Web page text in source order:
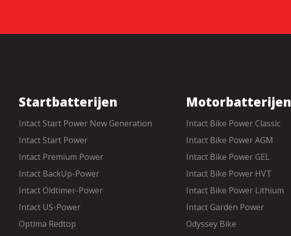
Startbatterijen
Intact Start Power New Generation
Intact Start Power
Intact Premium Power
Intact BackUp-Power
Intact Oldtimer-Power
Intact US-Power
Optima Redtop
Motorbatterijen
Intact Bike Power Classic
Intact Bike Power AGM
Intact Bike Power GEL
Intact Bike Power HVT
Intact Bike Power Lithium
Intact Garden Power
Odyssey Bike